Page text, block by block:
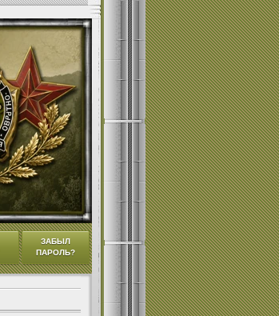
ЗАБЫЛ
ПАРОЛЬ?